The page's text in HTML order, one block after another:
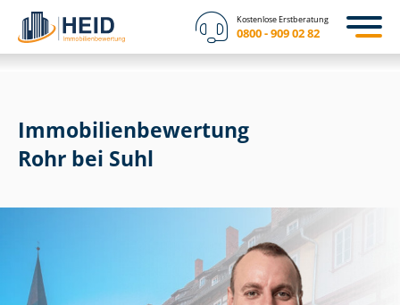
Kostenlose Erstberatung
0800 - 909 02 82
Immobilien­bewertung
Rohr bei Suhl